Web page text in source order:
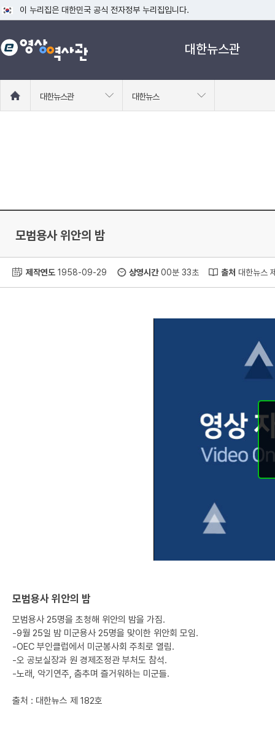
이 누리집은 대한민국 공식 전자정부 누리집입니다.
공식 누리집 주소 확인하기
go.kr 주소를 사용하는 누리집은 대한민국 정부기관이 관리하는 누리집입니
대한뉴스관
로
대한뉴스관 대한뉴스
모범용사 위안의 밤
제작연도 1958-09-29 상영시간00분 33초 출처 대한뉴스
모범용사 위안의 밤
모범용사 25명을 초청해 위안의 밤을 가짐.
-9월 25일 밤 미군용사 25명을 맞이한 위안회 모임.
-OEC 부인클럽에서 미군봉사회 주최로 열림.
-오 공보실장과 원 경제조정관 부처도 참석.
-노래, 악기연주, 춤추며 즐거워하는 미군들.
출처 : 대한뉴스 제 182호